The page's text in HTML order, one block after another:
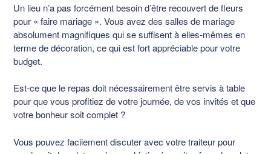
Un lieu n’a pas forcément besoin d’être recouvert de fleurs
pour « faire mariage ». Vous avez des salles de mariage
absolument magnifiques qui se suffisent à elles-mêmes en
terme de décoration, ce qui est fort appréciable pour votre
budget.
Est-ce que le repas doit nécessairement être servis à table
pour que vous profitiez de votre journée, de vos invités et que
votre bonheur soit complet ?
Vous pouvez facilement discuter avec votre traiteur pour